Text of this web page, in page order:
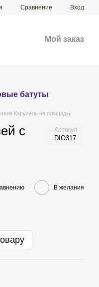
Сравнение Вход
Мой заказ
батуты
Карусель на площадку
с
Артикул
DIO317
В желания